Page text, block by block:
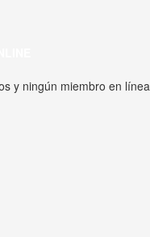
y ningún miembro en línea